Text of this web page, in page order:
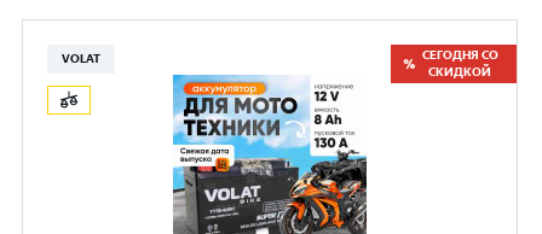
VOLAT
СЕГОДНЯ СО
СКИДКОЙ